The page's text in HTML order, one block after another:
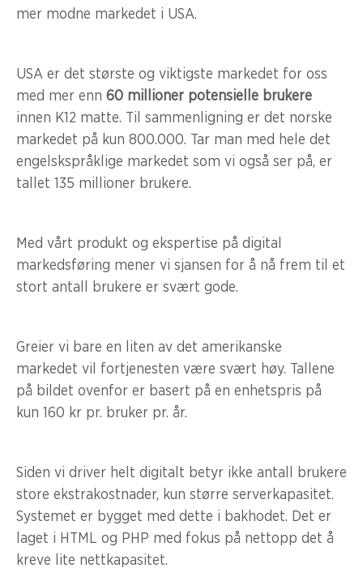
mer modne markedet i USA.
USA er det største og viktigste markedet for oss
med mer enn 60 millioner potensielle brukere
innen K12 matte. Til sammenligning er det norske
markedet på kun 800.000. Tar man med hele det
engelskspråklige markedet som vi også ser på, er
tallet 135 millioner brukere.
Med vårt produkt og ekspertise på digital
markedsføring mener vi sjansen for å nå frem til et
stort antall brukere er svært gode.
Greier vi bare en liten av det amerikanske
markedet vil fortjenesten være svært høy. Tallene
på bildet ovenfor er basert på en enhetspris på
kun 160 kr pr. bruker pr. år.
Siden vi driver helt digitalt betyr ikke antall brukere
store ekstrakostnader, kun større serverkapasitet.
Systemet er bygget med dette i bakhodet. Det er
laget i HTML og PHP med fokus på nettopp det å
kreve lite nettkapasitet.